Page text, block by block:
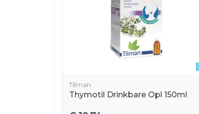
Tilman
Thymotil Drinkbare Opl 150ml